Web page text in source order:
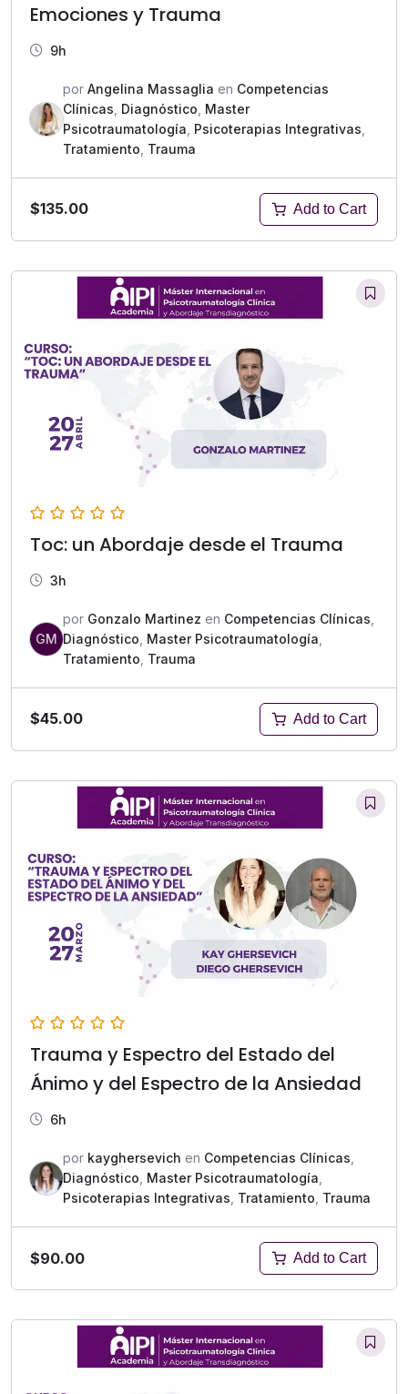
Emociones y Trauma
9h
por Angelina Massaglia en Competencias
Clínicas Diagnóstico Master
Psicotraumatología Psicoterapias Integrativas
Tratamiento Trauma
$135.00 Add to Cart
Toc: un Abordaje desde el Trauma
3h
GM
por Gonzalo Martinez en Competencias Clínicas
Diagnóstico Master Psicotraumatología
Tratamiento Trauma
$45.00 Add to Cart
Trauma y Espectro del Estado del
Ánimo y del Espectro de la Ansiedad
6h
por kayghersevich en Competencias Clínicas
Diagnóstico Master Psicotraumatología
Psicoterapias Integrativas Tratamiento Trauma
$90.00 Add to Cart